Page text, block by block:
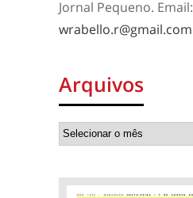
Jornal Pequeno. Email:
wrabello.r@gmail.com
Arquivos